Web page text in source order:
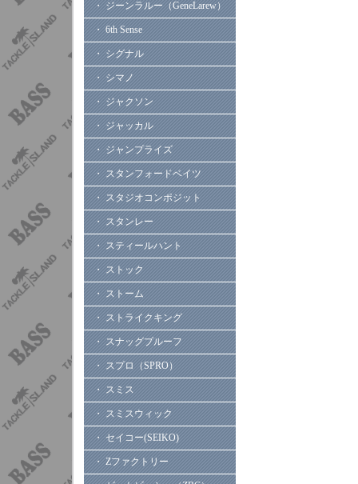
・ ジーンラルー（GeneLarew）
・ 6th Sense
・ シグナル
・ シマノ
・ ジャクソン
・ ジャッカル
・ ジャンプライズ
・ スタンフォードベイツ
・ スタジオコンポジット
・ スタンレー
・ スティールハント
・ ストック
・ ストーム
・ ストライクキング
・ スナッグプルーフ
・ スプロ（SPRO）
・ スミス
・ スミスウィック
・ セイコー(SEIKO)
・ Zファクトリー